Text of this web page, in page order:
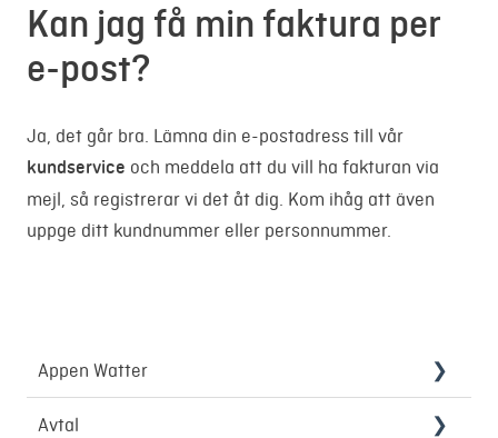
Kan jag få min faktura per
e-post?
Ja, det går bra. Lämna din e-postadress till vår
kundservice och meddela att du vill ha fakturan via
mejl, så registrerar vi det åt dig. Kom ihåg att även
uppge ditt kundnummer eller personnummer.
Appen Watter
Smart laddning
Avtal